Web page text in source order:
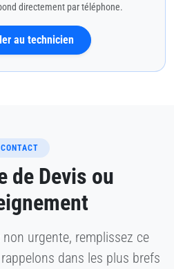
directement par téléphone.
au technicien
CONTACT
de Devis ou
urgente, remplissez ce
dans les plus brefs